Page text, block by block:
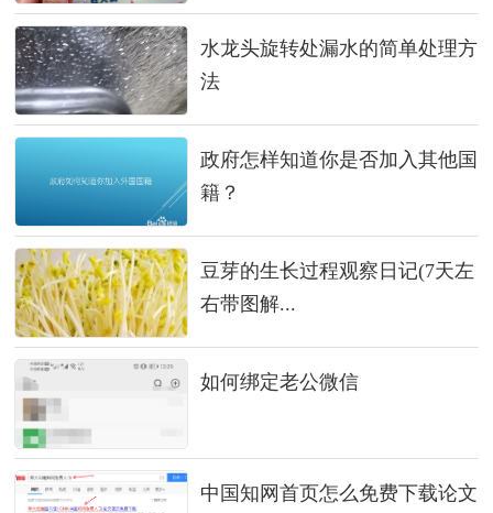
水龙头旋转处漏水的简单处理方
法
政府怎样知道你是否加入其他国
籍？
豆芽的生长过程观察日记(7天左
右带图解...
如何绑定老公微信
中国知网首页怎么免费下载论文